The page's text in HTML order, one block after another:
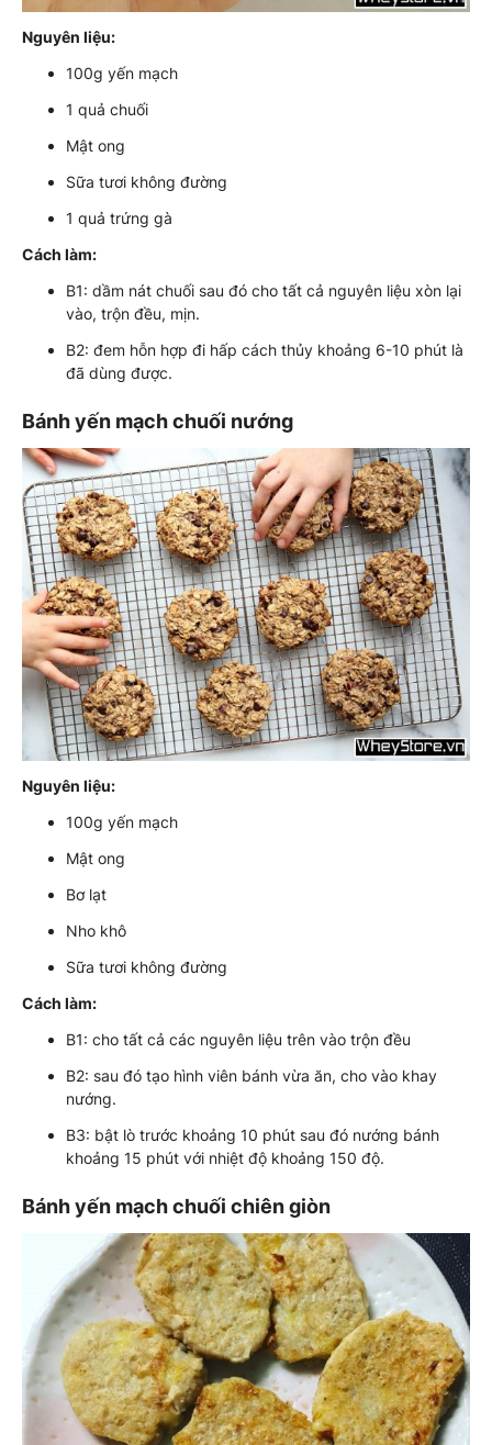
Nguyên liệu:
100g yến mạch
1 quả chuối
Mật ong
Sữa tươi không đường
1 quả trứng gà
Cách làm:
B1: dầm nát chuối sau đó cho tất cả nguyên liệu xòn lại
vào, trộn đều, mịn.
B2: đem hỗn hợp đi hấp cách thủy khoảng 6-10 phút là
đã dùng được.
Bánh yến mạch chuối nướng
Nguyên liệu:
100g yến mạch
Mật ong
Bơ lạt
Nho khô
Sữa tươi không đường
Cách làm:
B1: cho tất cả các nguyên liệu trên vào trộn đều
B2: sau đó tạo hình viên bánh vừa ăn, cho vào khay
nướng.
B3: bật lò trước khoảng 10 phút sau đó nướng bánh
khoảng 15 phút với nhiệt độ khoảng 150 độ.
Bánh yến mạch chuối chiên giòn